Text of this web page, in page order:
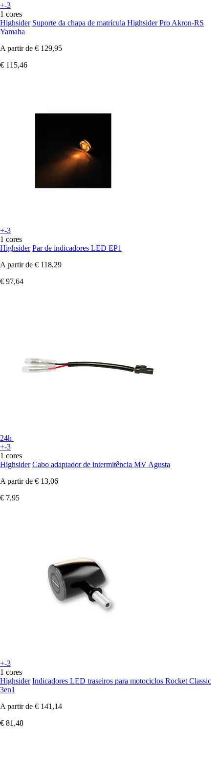
+-3
1 cores
Highsider Suporte da chapa de matrícula Highsider Pro Akron-RS
Yamaha
A partir de € 129,95
€ 115,46
+-3
1 cores
Highsider Par de indicadores LED EP1
A partir de € 118,29
€ 97,64
24h
+-3
1 cores
Highsider Cabo adaptador de intermitência MV Agusta
A partir de € 13,06
€ 7,95
+-3
1 cores
Highsider Indicadores LED traseiros para motociclos Rocket Classic
3en1
A partir de € 141,14
€ 81,48